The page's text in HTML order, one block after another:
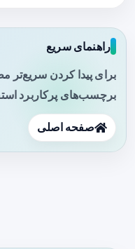
راهنمای سریع
برای پیدا کردن سریع‌تر
برچسب‌های پرکاربرد
صفحه اصلی